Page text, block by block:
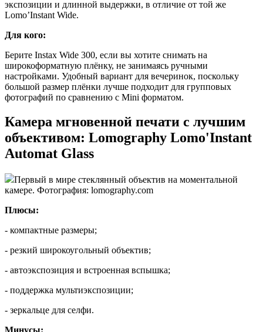
экспозиции и длинной выдержки, в отличие от той же
Lomo’Instant Wide.
Для кого:
Берите Instax Wide 300, если вы хотите снимать на
широкоформатную плёнку, не занимаясь ручными
настройками. Удобный вариант для вечеринок, поскольку
большой размер плёнки лучше подходит для групповых
фотографий по сравнению с Mini форматом.
Камера мгновенной печати с лучшим
объективом: Lomography Lomo'Instant
Automat Glass
Первый в мире стеклянный объектив на моментальной
камере. Фотография: lomography.com
Плюсы:
- компактные размеры;
- резкий широкоугольный объектив;
- автоэкспозиция и встроенная вспышка;
- поддержка мультиэкспозиции;
- зеркальце для селфи.